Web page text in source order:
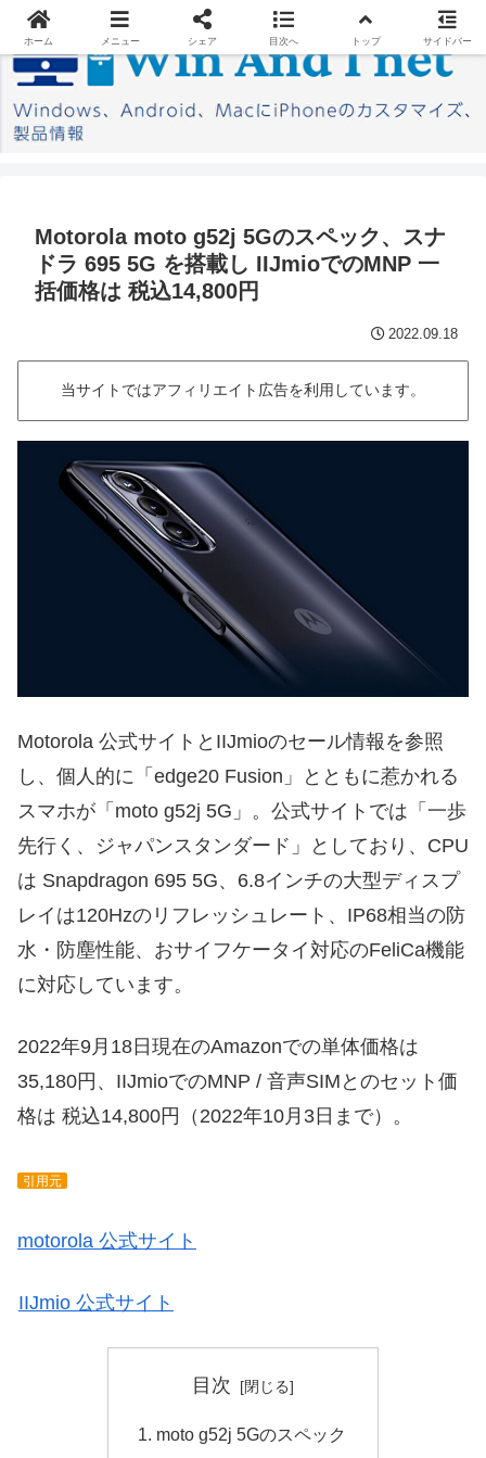
Motorola moto g52j 5Gのスペック、スナ
ドラ 695 5G を搭載し IIJmioでのMNP 一
括価格は 税込14,800円
2022.09.18
当サイトではアフィリエイト広告を利用しています。
Motorola 公式サイトとIIJmioのセール情報を参照
し、個人的に「edge20 Fusion」とともに惹かれる
スマホが「moto g52j 5G」。公式サイトでは「一歩
先行く、ジャパンスタンダード」としており、CPU
は Snapdragon 695 5G、6.8インチの大型ディスプ
レイは120Hzのリフレッシュレート、IP68相当の防
水・防塵性能、おサイフケータイ対応のFeliCa機能
に対応しています。
2022年9月18日現在のAmazonでの単体価格は
35,180円、IIJmioでのMNP / 音声SIMとのセット価
格は 税込14,800円（2022年10月3日まで）。
引用元
motorola 公式サイト
IIJmio 公式サイト
目次
moto g52j 5Gのスペック
ホーム メニュー シェア 目次へ トップ サイドバー